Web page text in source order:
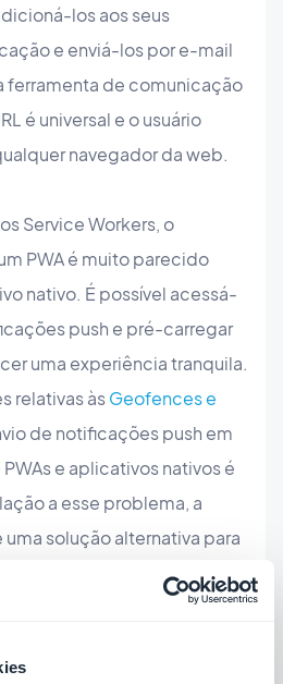
los aos seus
e enviá-los por e-mail
ferramenta de comunicação
é universal e o usuário
navegador da web.
Service Workers, o
PWA é muito parecido
nativo. É possível acessá-
push e pré-carregar
uma experiência tranquila.
relativas àsGeofences e
de notificações push em
e aplicativos nativos é
a esse problema, a
solução alternativa para
push via